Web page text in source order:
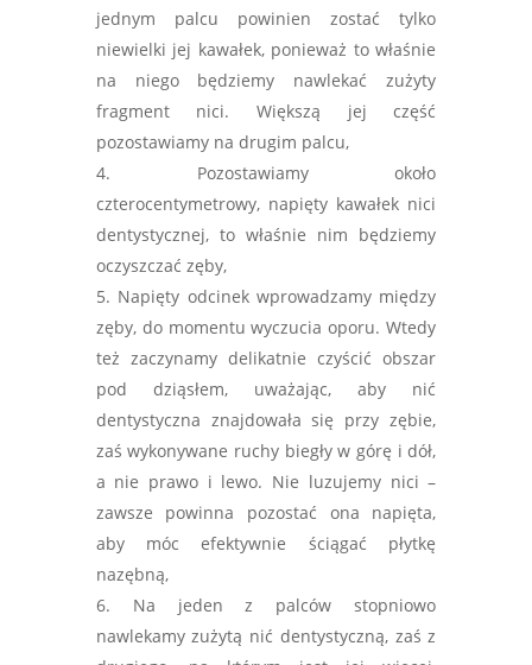
jednym palcu powinien zostać tylko
niewielki jej kawałek, ponieważ to właśnie
na niego będziemy nawlekaćzużyty
fragment nici. Większą jej część
pozostawiamy na drugim palcu,
Pozostawiamy około
czterocentymetrowy, napięty kawałek nici
dentystycznej, to właśnie nim będziemy
oczyszczać zęby,
Napięty odcinek wprowadzamy między
zęby, do momentu wyczucia oporu. Wtedy
też zaczynamy delikatnie czyścić obszar
pod dziąsłem, uważając, aby nić
dentystyczna znajdowała się przy zębie,
zaś wykonywane ruchy biegły w górę i dół,
a nie prawo i lewo. Nie luzujemy nici –
zawsze powinna pozostać ona napięta,
aby móc efektywnie ściągać płytkę
nazębną,
Na jeden z palców stopniowo
nawlekamy zużytą nić dentystyczną, zaś z